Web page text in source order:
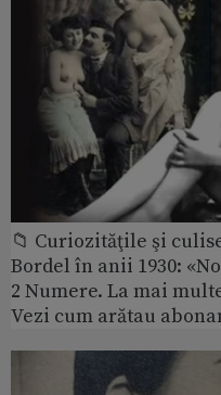
📁 Curiozităţile şi
Bordel în anii 1930:
2 Numere. La mai
Vezi cum arătau